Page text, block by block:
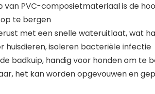
van PVC-composietmateriaal is de
te bergen
met een snelle wateruitlaat, wat
huisdieren, isoleren bacteriële infectie
badkuip, handig voor honden om te
het kan worden opgevouwen en